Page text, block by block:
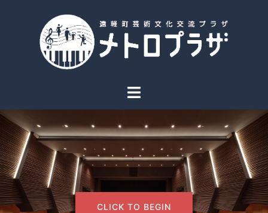
キ
ッ
プ
ト
メ
ュ
ー
CLICK TO BEGIN